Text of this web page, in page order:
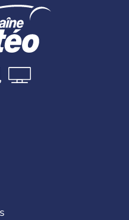
domination de l'empire
de son indépendance en
construit par un empereur
été édifié dans les années
comme l'une des 7